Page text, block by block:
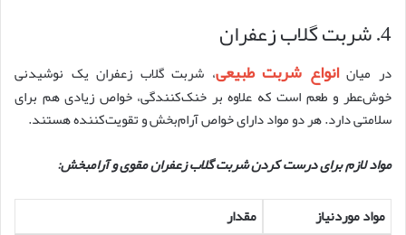
4. شربت گلاب زعفران
در میانانواع شربت طبیعی، شربت گلاب زعفران یک نوشیدنی
خوش‌عطر و طعم است که علاوه بر خنک‌کنندگی، خواص زیادی هم برای
سلامتی دارد. هر دو مواد دارای خواص آرام‌بخش و تقویت‌کننده هستند.
مواد لازم برای درست کردن شربت گلاب زعفران مقوی و آرامبخش:
مواد موردنیاز
مقدار